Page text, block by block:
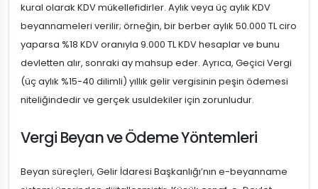
kural olarak KDV mükellefidirler. Aylık veya üç aylık KDV
beyannameleri verilir; örneğin, bir berber aylık 50.000 TL ciro
yaparsa %18 KDV oranıyla 9.000 TL KDV hesaplar ve bunu
devletten alır, sonraki ay mahsup eder. Ayrıca, Geçici Vergi
(üç aylık %15-40 dilimli) yıllık gelir vergisinin peşin ödemesi
niteliğindedir ve gerçek usuldekiler için zorunludur.
Vergi Beyan ve Ödeme Yöntemleri
Beyan süreçleri, Gelir İdaresi Başkanlığı’nın e-beyanname